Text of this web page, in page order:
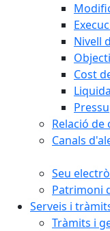
Nivell
Cost
Relació de
Canals
Seu
Patrimoni
Serveis i
Tràmits i